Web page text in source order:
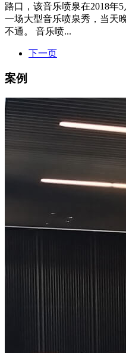
路口，该音乐喷泉在2018年
一场大型音乐喷泉秀，当天
不通。 音乐喷...
下一页
案例